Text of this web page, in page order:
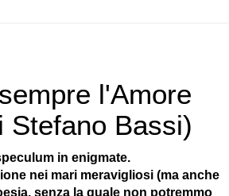
l'Amore
Stefano Bassi)
in enigmate.
nei mari meravigliosi (ma anche
senza la quale non potremmo